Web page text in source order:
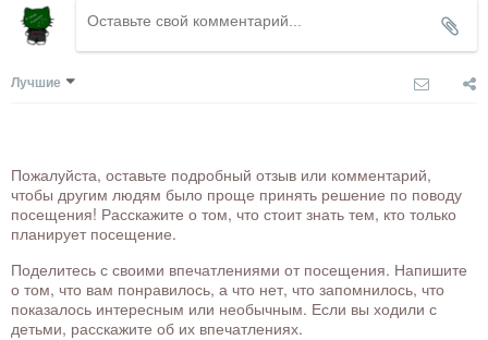
Лучшие
Пожалуйста, оставьте подробный отзыв или комментарий,
чтобы другим людям было проще принять решение по поводу
посещения! Расскажите о том, что стоит знать тем, кто только
планирует посещение.
Поделитесь с своими впечатлениями от посещения. Напишите
о том, что вам понравилось, а что нет, что запомнилось, что
показалось интересным или необычным. Если вы ходили с
детьми, расскажите об их впечатлениях.